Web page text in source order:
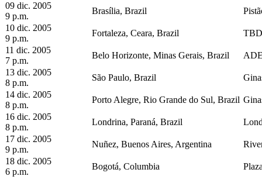
09 dic. 2005
9 p.m.
Brasília, Brazil
10 dic. 2005
9 p.m.
Fortaleza, Ceara, Brazil
TBD
11 dic. 2005
7 p.m.
Belo Horizonte, Minas Gerais, Brazil
13 dic. 2005
8 p.m.
São Paulo, Brazil
14 dic. 2005
8 p.m.
Porto Alegre, Rio Grande do Sul, Brazil
16 dic. 2005
8 p.m.
Londrina, Paraná, Brazil
17 dic. 2005
9 p.m.
Nuñez, Buenos Aires, Argentina
18 dic. 2005
6 p.m.
Bogotá, Columbia